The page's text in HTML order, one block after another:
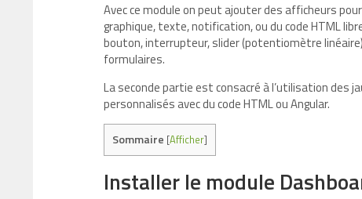
Avec ce module on peut ajouter des afficheurs
graphique, texte, notification, ou du code HTML
bouton, interrupteur, slider (potentiomètre
formulaires.
La seconde partie est consacré à l’utilisation des
personnalisés avec du code HTML ou Angular.
Sommaire [Afficher]
Installer le module